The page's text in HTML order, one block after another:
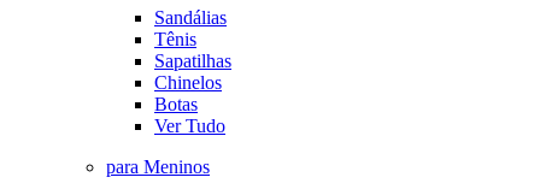
Sandálias
Tênis
Sapatilhas
Chinelos
Botas
Ver Tudo
para Meninos